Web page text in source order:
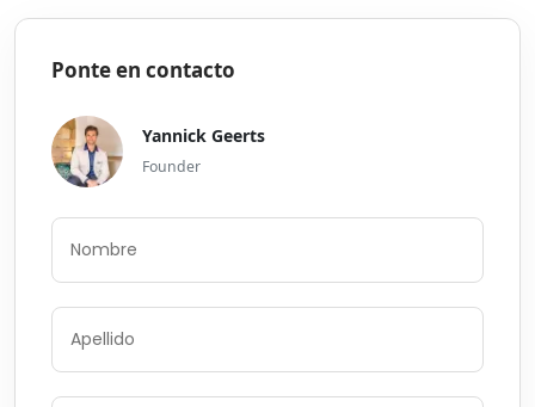
Ponte en contacto
Yannick Geerts
Founder